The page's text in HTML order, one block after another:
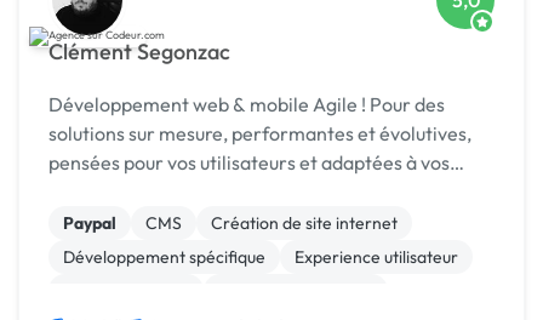
Clément Segonzac
Développement web & mobile Agile ! Pour des
solutions sur mesure, performantes et évolutives,
pensées pour vos utilisateurs et adaptées à vos
Paypal CMS
Création de site internet
Développement spécifique
Experience utilisateur